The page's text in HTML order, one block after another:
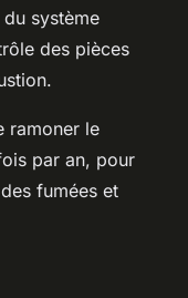
système
des pièces
ramoner le
par an, pour
fumées et